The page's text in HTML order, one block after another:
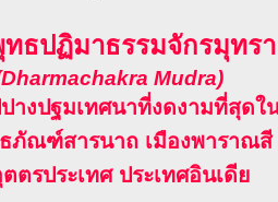
ธปฏิมาธรรมจักรมุทรา
Mudra)
างปฐมเทศนาที่งดงามที่สุดใ
ภัณฑ์สารนาถ เมืองพาราณสี
ตรประเทศ ประเทศอินเดีย